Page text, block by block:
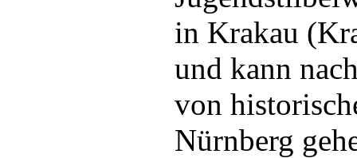
in Krakau
und kann
von
Nürnberg